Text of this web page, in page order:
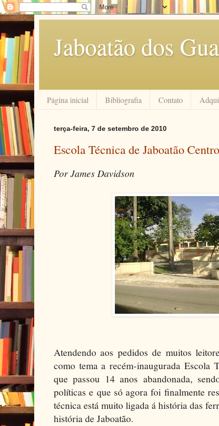
Jaboatão dos
Página inicial Bibliografia Contato
terça-feira, 7 de setembro de 2010
Escola Técnica de Jaboatão Centro
Por James Davidson
Atendendo aos pedidos de muitos
como tema a recém-inaugurada Escola
que passou 14 anos abandonada,
políticas e que só agora foi finalmente
técnica está muito ligada á história das
história de Jaboatão.